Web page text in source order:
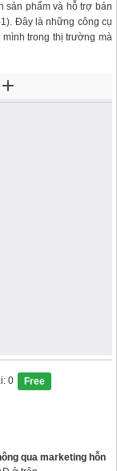
sản phẩm và hỗ trợ bán
Đây là những công cụ
trong thị trường mà
0 Free
qua marketing hỗn